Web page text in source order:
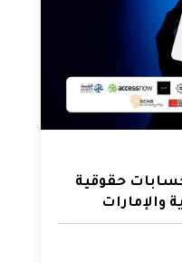
حقوقية
والإمارات